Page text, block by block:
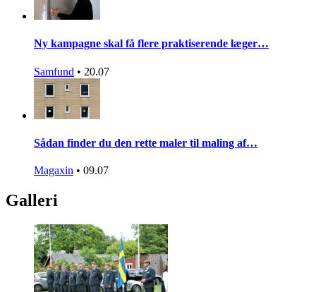
Ny kampagne skal få flere praktiserende læger…
Samfund • 20.07
Sådan finder du den rette maler til maling af…
Magaxin • 09.07
Galleri